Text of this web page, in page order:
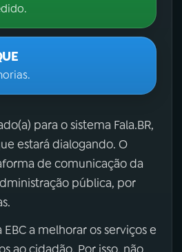
para o sistema Fala.BR,
estará dialogando. O
de comunicação da
pública, por
a melhorar os serviços e